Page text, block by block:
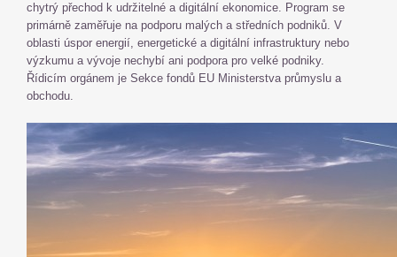
chytrý přechod k udržitelné a digitální ekonomice. Program se
primárně zaměřuje na podporu malých a středních podniků. V
oblasti úspor energií, energetické a digitální infrastruktury nebo
výzkumu a vývoje nechybí ani podpora pro velké podniky.
Řídicím orgánem je Sekce fondů EU Ministerstva průmyslu a
obchodu.